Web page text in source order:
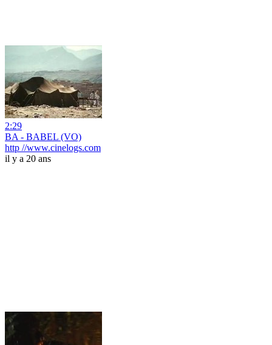
2:29
BA - BABEL (VO)
http //www.cinelogs.com
il y a 20 ans